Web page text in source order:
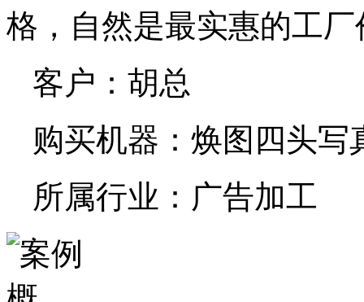
格，自然是最实惠的工厂
客户：胡总
购买机器：焕图四头写
所属行业：广告加工